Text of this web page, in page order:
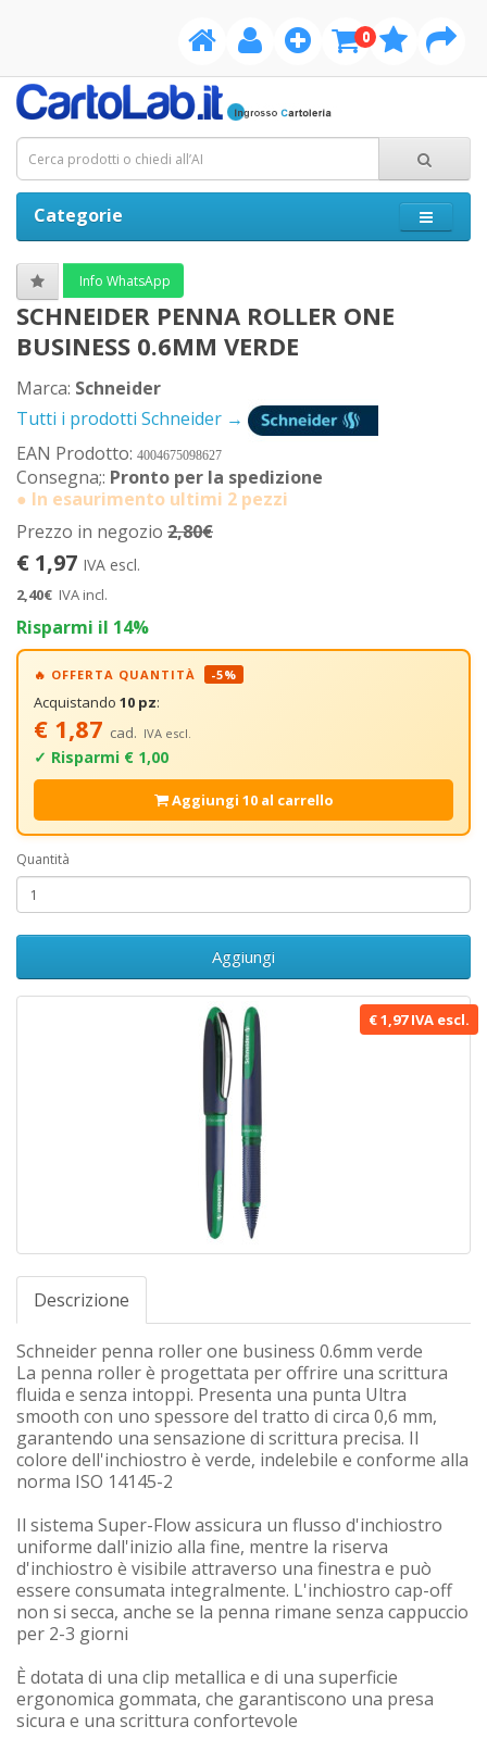
0
Categorie
€ 1,97 IVA escl.
Descrizione
Schneider penna roller one business 0.6mm verde
La penna roller è progettata per offrire una scrittura
fluida e senza intoppi. Presenta una punta Ultra
smooth con uno spessore del tratto di circa 0,6 mm,
garantendo una sensazione di scrittura precisa. Il
colore dell'inchiostro è verde, indelebile e conforme alla
norma ISO 14145-2
Il sistema Super-Flow assicura un flusso d'inchiostro
uniforme dall'inizio alla fine, mentre la riserva
d'inchiostro è visibile attraverso una finestra e può
essere consumata integralmente. L'inchiostro cap-off
non si secca, anche se la penna rimane senza cappuccio
per 2-3 giorni
È dotata di una clip metallica e di una superficie
ergonomica gommata, che garantiscono una presa
sicura e una scrittura confortevole
Info WhatsApp
SCHNEIDER PENNA ROLLER ONE
BUSINESS 0.6MM VERDE
Marca: Schneider
Tutti i prodotti Schneider →
EAN Prodotto: 4004675098627
Consegna;: Pronto per la spedizione
● In esaurimento ultimi 2 pezzi
Prezzo in negozio 2,80€
€ 1,97 IVA escl.
2,40€ IVA incl.
Risparmi il 14%
🔥 OFFERTA QUANTITÀ -5%
Acquistando 10 pz:
€ 1,87 cad. IVA escl.
✓ Risparmi € 1,00
Aggiungi 10 al carrello
Quantità
Aggiungi